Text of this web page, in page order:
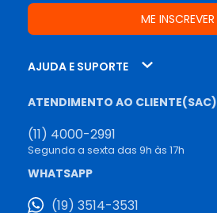
AJUDA E SUPORTE
ATENDIMENTO AO CLIENTE(SAC)
(11) 4000-2991
Segunda a sexta das 9h às 17h
WHATSAPP
(19) 3514-3531